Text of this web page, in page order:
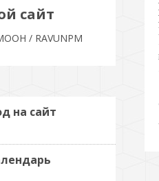
сайт
/ RAVUNPM
на сайт